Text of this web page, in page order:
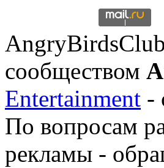
сообществом
Entertainment -
По вопросам
рекламы -